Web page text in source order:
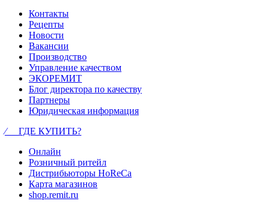
Контакты
Рецепты
Новости
Вакансии
Производство
Управление качеством
ЭКОРЕМИТ
Блог директора по качеству
Партнеры
Юридическая информация
⁄ ГДЕ КУПИТЬ?
Онлайн
Розничный ритейл
Дистрибьюторы HoReCa
Карта магазинов
shop.remit.ru